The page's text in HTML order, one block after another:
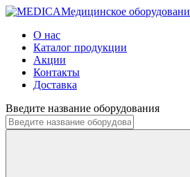
Медицинское
О нас
Каталог продукции
Акции
Контакты
Доставка
Введите название оборудования